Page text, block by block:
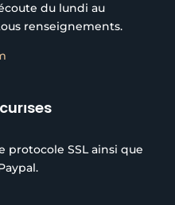
du lundi au
renseignements.
protocole SSL ainsi que